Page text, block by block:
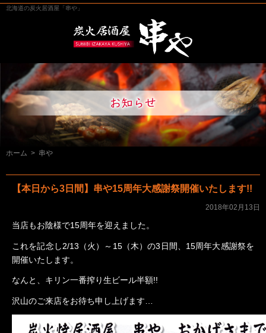
北海道の炭火居酒屋「串や」
ホーム > 串や
【本日から3日間】串や15周年大感謝祭開催いたします!!
2018年02月13日
当店もお陰様で15周年を迎えました。
これを記念し2/13（火）～15（木）の3日間、15周年大感謝祭を
開催いたします。
なんと、キリン一番搾り生ビール半額!!
沢山のご来店をお待ち申し上げます…